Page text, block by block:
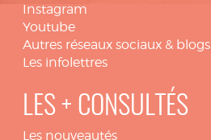
Instagram
Youtube
Autres réseaux sociaux & blogs
Les infolettres
LES + CONSULTÉS
Les nouveautés